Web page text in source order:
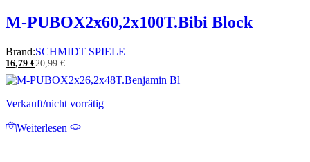
M-PUBOX2x60,2x100T.Bibi Block
Brand:SCHMIDT SPIELE
16,79 €20,99€
Verkauft/nicht vorrätig
Weiterlesen